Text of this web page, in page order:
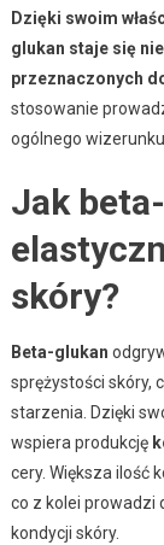
Dzięki swoim
glukan staje się
przeznaczonych
stosowanie
ogólnego
Jak
skóry?
Beta-glukan
sprężystości skóry,
starzenia. Dzięki
wspiera produkcję
cery. Większa ilość
co z kolei prowadzi
kondycji skóry.